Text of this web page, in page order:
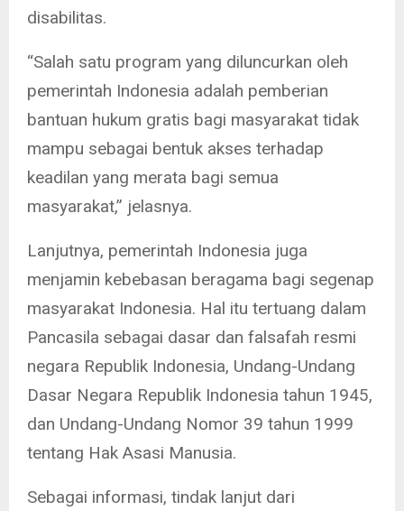
disabilitas.
“Salah satu program yang diluncurkan oleh
pemerintah Indonesia adalah pemberian
bantuan hukum gratis bagi masyarakat tidak
mampu sebagai bentuk akses terhadap
keadilan yang merata bagi semua
masyarakat,” jelasnya.
Lanjutnya, pemerintah Indonesia juga
menjamin kebebasan beragama bagi segenap
masyarakat Indonesia. Hal itu tertuang dalam
Pancasila sebagai dasar dan falsafah resmi
negara Republik Indonesia, Undang-Undang
Dasar Negara Republik Indonesia tahun 1945,
dan Undang-Undang Nomor 39 tahun 1999
tentang Hak Asasi Manusia.
Sebagai informasi, tindak lanjut dari